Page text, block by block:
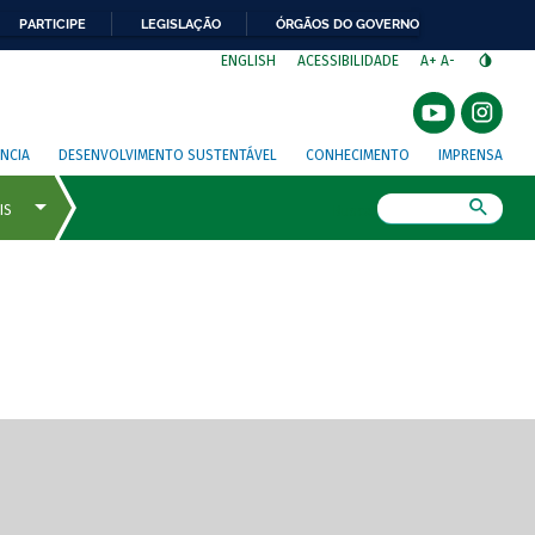
PARTICIPE LEGISLAÇÃO ÓRGÃOS DO GOVERNO
ENGLISH ACESSIBILIDADE A+ A-
DESENVOLVIMENTO SUSTENTÁVEL CONHECIMENTO IMPRENSA
de tela